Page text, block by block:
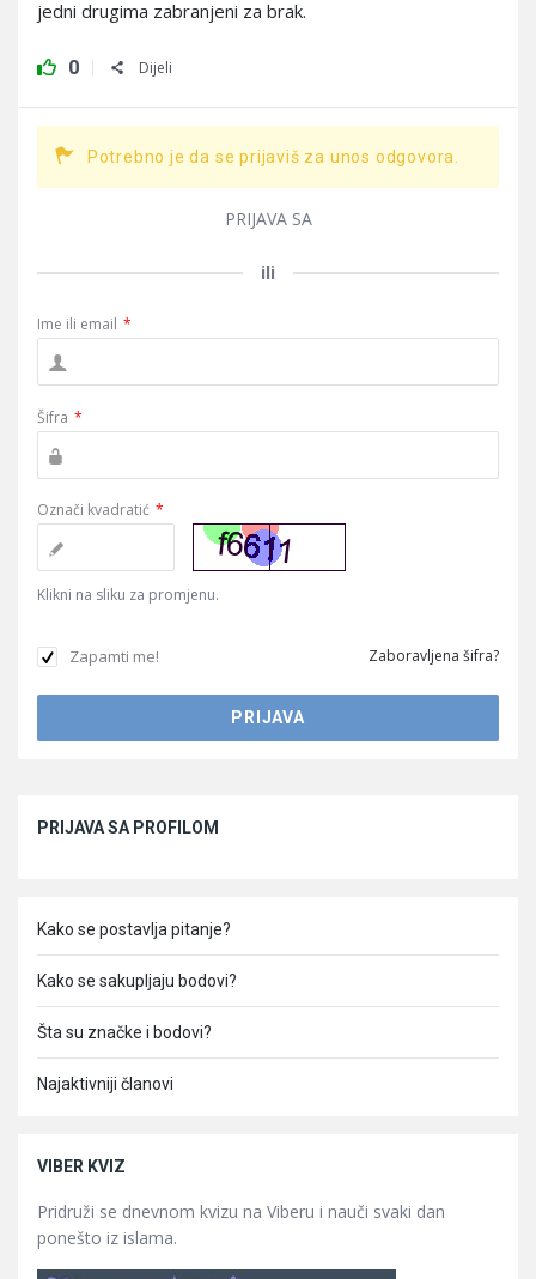
jedni drugima zabranjeni za brak.
0 Dijeli
Potrebno je da se prijaviš za unos odgovora.
PRIJAVA SA
ili
Ime ili email *
Šifra *
Označi kvadratić *
Klikni na sliku za promjenu.
Zapamti me! Zaboravljena šifra?
PRIJAVA SA PROFILOM
Kako se postavlja pitanje?
Kako se sakupljaju bodovi?
Šta su značke i bodovi?
Najaktivniji članovi
VIBER KVIZ
Pridruži se dnevnom kvizu na Viberu i nauči svaki dan
ponešto iz islama.